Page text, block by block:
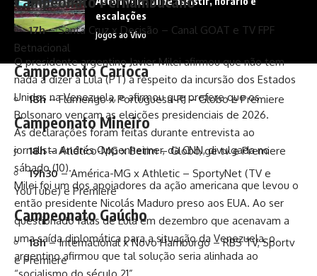
17h– Santa Cruz x Decisão – Canal GOAT e TV FPF
Betnacional
Campeonato Carioca
18h – Flamengo x Portuguesa-RJ – Globo e Premiere
Campeonato Mineiro
18h– Atlético-MG x Betim – Globo, ge tv e Premiere
19h30– América-MG x Athletic – SportyNet (TV e
YouTube) e Premiere
Campeonato Gaúcho
18h– Internacional x Novo Hamburgo – RBS TV, Sportv
e Premiere
O presidente argentino Javier Milei afirmou que não tem
nada a dizer a Lula (PT) a respeito da incursão dos Estados
Unidos na Venezuela, e afirmou que prefere que os
Bolsonaro vençam as eleições presidenciais de 2026.
As declarações foram feitas durante entrevista ao
jornalista Andrés Oppenheimer, da CNN, divulgada no
sábado (10).
Milei foi um dos apoiadores da ação americana que levou o
então presidente Nicolás Maduro preso aos EUA. Ao ser
questionado falas de Lula em dezembro que acenavam a
uma saída diplomática para a situação da Venezuela, o
argentino afirmou que tal solução seria alinhada ao
“socialismo do século 21”.
escalações
Jogos ao Vivo